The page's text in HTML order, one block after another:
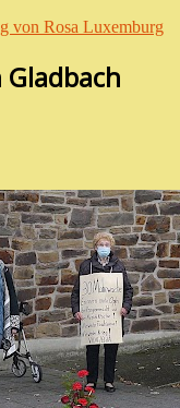
von Rosa Luxemburg